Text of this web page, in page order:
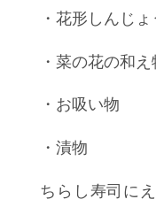
・花形しんじ
・菜の花の和え
・お吸い物
・漬物
ちらし寿司に